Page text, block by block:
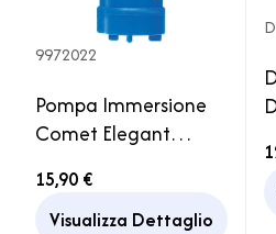
9972022
Pompa Immersione
Comet Elegant
15,90 €
Visualizza Dettaglio